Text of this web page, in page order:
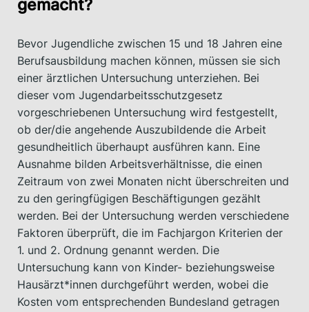
gemacht?
Bevor Jugendliche zwischen 15 und 18 Jahren eine
Berufsausbildung machen können, müssen sie sich
einer ärztlichen Untersuchung unterziehen. Bei
dieser vom Jugendarbeitsschutzgesetz
vorgeschriebenen Untersuchung wird festgestellt,
ob der/die angehende Auszubildende die Arbeit
gesundheitlich überhaupt ausführen kann. Eine
Ausnahme bilden Arbeitsverhältnisse, die einen
Zeitraum von zwei Monaten nicht überschreiten und
zu den geringfügigen Beschäftigungen gezählt
werden. Bei der Untersuchung werden verschiedene
Faktoren überprüft, die im Fachjargon Kriterien der
1. und 2. Ordnung genannt werden. Die
Untersuchung kann von Kinder- beziehungsweise
Hausärzt*innen durchgeführt werden, wobei die
Kosten vom entsprechenden Bundesland getragen